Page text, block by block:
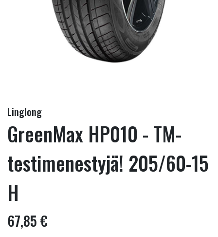
Linglong
GreenMax HP010 - TM-
testimenestyjä! 205/60-15
H
67,85 €